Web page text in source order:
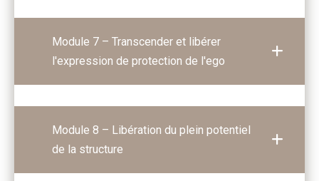
Module 7 – Transcender et libérer
l'expression de protection de l'ego
Module 8 – Libération du plein potentiel
de la structure